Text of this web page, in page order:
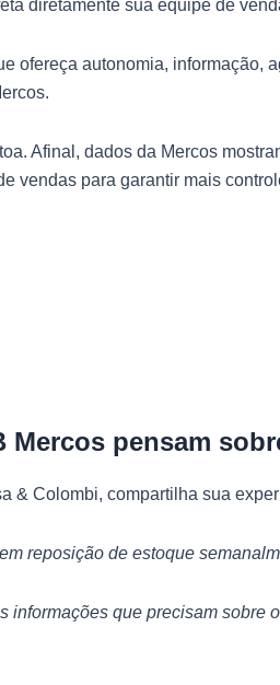
diretamente sua equipe de
ofereça autonomia,
Afinal, dados da Mercos
vendas para garantir mais
pensam
& Colombi, compartilha sua
reposição de estoque
que precisam sobre